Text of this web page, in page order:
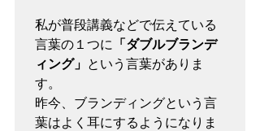
私が普段講義などで伝えている
言葉の１つに 「ダブルブランデ
ィング」 という言葉がありま
す。
昨今、ブランディングという言
葉はよく耳にするようになりま